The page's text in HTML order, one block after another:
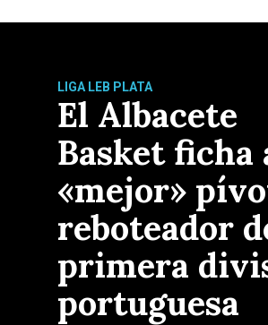
LIGA LEB PLATA
El Albacete
Basket ficha
«mejor»
reboteador
primera
portuguesa